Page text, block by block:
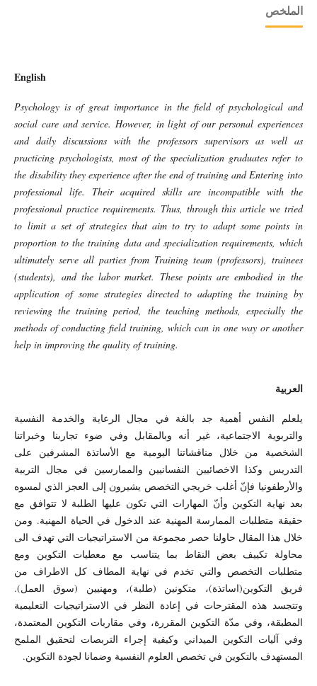
الملخص
English
Psychology is of great importance in the field of psychological and
social care and service. However, in light of our personal experiences
and daily discussions with the professors supervisors as well as
practicing psychologists, most of the specialization graduates refer to
the disability they experience after the end of training and Entering into
professional life. Their acquired skills are incompatible with the
professional practice requirements. Thus, through this article we tried
to limit a set of strategies that aim to try to adapt some points in
proportion to the training data and specialization requirements, which
ultimately serve all parties from Training team (professors), trainees
(students), and the labor market. These points are embodied in the
application of some strategies directed to adapting the training by
reviewing the training period, the teaching methods, especially the
methods of conducting field training, which can in one way or another
help in improving the quality of training.
العربية
يلعلم النفس أهمية جد بالغة في مجال الرعاية والخدمة النفسية
والتربوية الاجتماعية، غير أنه وبالمقابل وفي ضوء تجاربنا وخبراتنا
الشخصية من خلال مناقشاتنا اليومية مع الأساتذة المشرفين على
التدريس وكذا الاخصائيين النفسانيين والممارسين في مجال التربية
والأرطفونيا فإنّ أغلب خريجي التخصص يشيرون إلى العجز الذي لمسوه
بعد نهاية التكوين وأنّ المهارات التي تكون عليها الطلبة لا تتوافق مع
حقيقة متطلبات الممارسة المهنية عند الدخول في الحياة المهنية. ومن
خلال هذا المقال حاولنا حصر مجموعة من الاستراتيجيات التي تهدف الى
محاولة تكييف بعض النقاط بما يتناسب مع معطيات التكوين ومع
متطلبات التخصص والتي تخدم في نهاية المطاف كل الاطراف من
فريق التكوين(اساتذة)، متكونين (طلبة)، ومهنيين (سوق العمل).
وتتجسد هذه المقترحات في إعادة النظر في الاستراتيجيات التعليمية
المطبقة، وفي مدّة التكوين المقررة، وفي مقاربات التكوين المعتمدة،
وفي آليات التكوين الميداني وكيفية إجراء التربصات لتحقيق الملمح
المستهدف بالتكوين في تخصص العلوم النفسية وضمانا لجودة التكوين.